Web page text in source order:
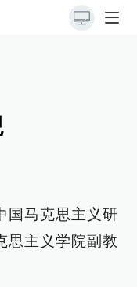
国马克思主义研
思主义学院副教